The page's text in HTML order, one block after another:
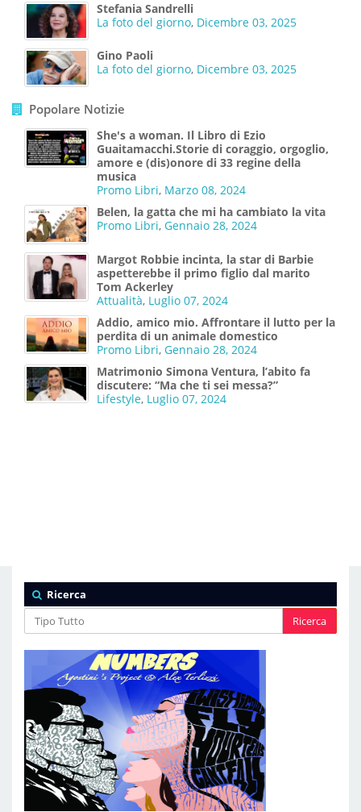
Stefania Sandrelli
La foto del giorno, Dicembre 03, 2025
Gino Paoli
La foto del giorno, Dicembre 03, 2025
Popolare Notizie
She's a woman. Il Libro di Ezio
Guaitamacchi.Storie di coraggio, orgoglio,
amore e (dis)onore di 33 regine della
musica
Promo Libri, Marzo 08, 2024
Belen, la gatta che mi ha cambiato la vita
Promo Libri, Gennaio 28, 2024
Margot Robbie incinta, la star di Barbie
aspetterebbe il primo figlio dal marito
Tom Ackerley
Attualità, Luglio 07, 2024
Addio, amico mio. Affrontare il lutto per la
perdita di un animale domestico
Promo Libri, Gennaio 28, 2024
Matrimonio Simona Ventura, l’abito fa
discutere: “Ma che ti sei messa?”
Lifestyle, Luglio 07, 2024
Ricerca
Ricerca